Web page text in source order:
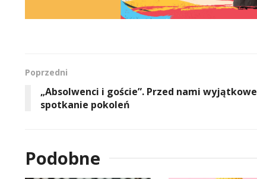
Poprzedni
„Absolwenci i goście”. Przed nami wyjątkowe
spotkanie pokoleń
Podobne